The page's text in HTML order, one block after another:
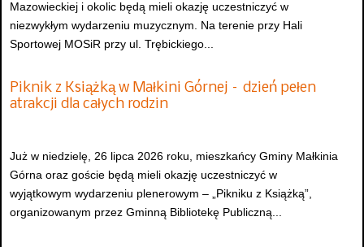
Mazowieckiej i okolic będą mieli okazję uczestniczyć w
niezwykłym wydarzeniu muzycznym. Na terenie przy Hali
Sportowej MOSiR przy ul. Trębickiego...
Piknik z Książką w Małkini Górnej – dzień pełen
atrakcji dla całych rodzin
Już w niedzielę, 26 lipca 2026 roku, mieszkańcy Gminy Małkinia
Górna oraz goście będą mieli okazję uczestniczyć w
wyjątkowym wydarzeniu plenerowym – „Pikniku z Książką”,
organizowanym przez Gminną Bibliotekę Publiczną...